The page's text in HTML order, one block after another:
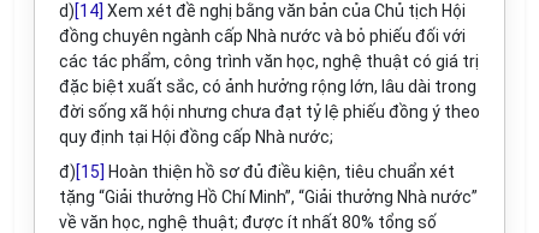
d)[14] Xem xét đề nghị bằng văn bản của Chủ tịch Hội
đồng chuyên ngành cấp Nhà nước và bỏ phiếu đối với
các tác phẩm, công trình văn học, nghệ thuật có giá trị
đặc biệt xuất sắc, có ảnh hưởng rộng lớn, lâu dài trong
đời sống xã hội nhưng chưa đạt tỷ lệ phiếu đồng ý theo
quy định tại Hội đồng cấp Nhà nước;
đ)[15] Hoàn thiện hồ sơ đủ điều kiện, tiêu chuẩn xét
tặng “Giải thưởng Hồ Chí Minh”, “Giải thưởng Nhà nước”
về văn học, nghệ thuật; được ít nhất 80% tổng số